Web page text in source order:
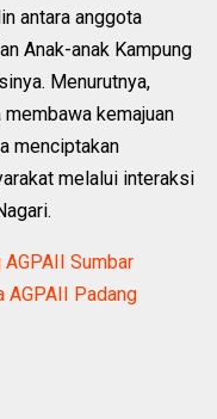
antara anggota
Anak-anak Kampung
Menurutnya,
kemajuan
menciptakan
melalui interaksi
AGPAII Sumbar
AGPAII Padang